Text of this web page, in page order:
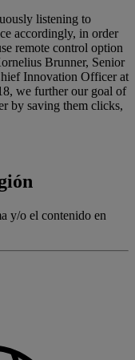
listening to
accordingly, in order
remote control option
Brunner, Senior
Innovation Officer at
we further our goal of
by saving them clicks,
y/o el contenido en